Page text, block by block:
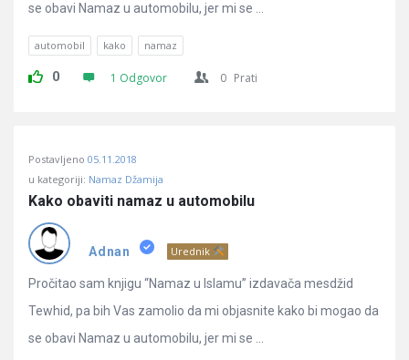
se obavi Namaz u automobilu, jer mi se ...
automobil kako namaz
0 1 Odgovor 0 Prati
Postavljeno 05.11.2018
u kategoriji: Namaz Džamija
Kako obaviti namaz u automobilu
Adnan Urednik
Pročitao sam knjigu “Namaz u Islamu” izdavača mesdžid
Tewhid, pa bih Vas zamolio da mi objasnite kako bi mogao da
se obavi Namaz u automobilu, jer mi se ...